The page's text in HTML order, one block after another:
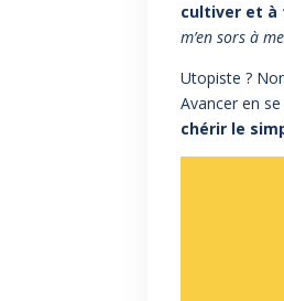
cultiver et
m’en sors à
Utopiste ?
Avancer en
chérir le